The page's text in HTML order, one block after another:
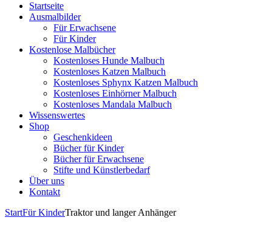
Startseite
Ausmalbilder
Für Erwachsene
Für Kinder
Kostenlose Malbücher
Kostenloses Hunde Malbuch
Kostenloses Katzen Malbuch
Kostenloses Sphynx Katzen Malbuch
Kostenloses Einhörner Malbuch
Kostenloses Mandala Malbuch
Wissenswertes
Shop
Geschenkideen
Bücher für Kinder
Bücher für Erwachsene
Stifte und Künstlerbedarf
Über uns
Kontakt
StartFür KinderTraktor und langer Anhänger